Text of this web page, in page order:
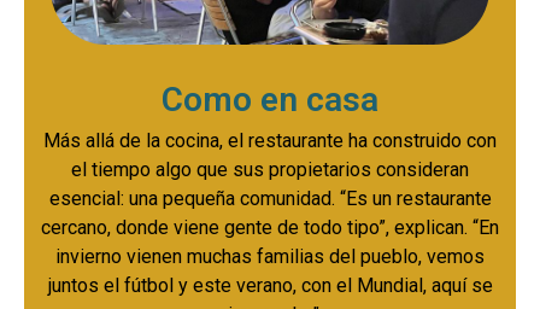
Como en casa
Más allá de la cocina, el restaurante ha construido con
el tiempo algo que sus propietarios consideran
esencial: una pequeña comunidad. “Es un restaurante
cercano, donde viene gente de todo tipo”, explican. “En
invierno vienen muchas familias del pueblo, vemos
juntos el fútbol y este verano, con el Mundial, aquí se